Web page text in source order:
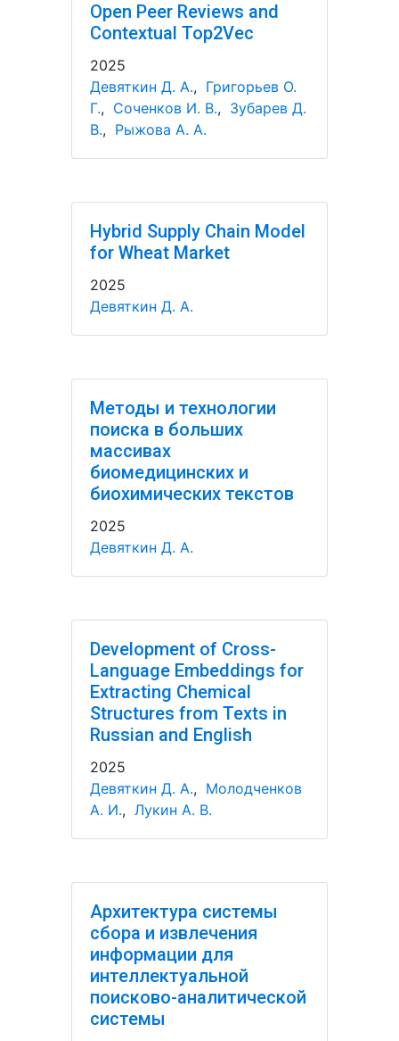
Open Peer Reviews and
Contextual Top2Vec
2025
Девяткин Д. А., Григорьев О.
Г., Соченков И. В., Зубарев Д.
В., Рыжова А. А.
Hybrid Supply Chain Model
for Wheat Market
2025
Девяткин Д. А.
Методы и технологии
поиска в больших
массивах
биомедицинских и
биохимических текстов
2025
Девяткин Д. А.
Development of Cross-
Language Embeddings for
Extracting Chemical
Structures from Texts in
Russian and English
2025
Девяткин Д. А., Молодченков
А. И., Лукин А. В.
Архитектура системы
сбора и извлечения
информации для
интеллектуальной
поисково-аналитической
системы